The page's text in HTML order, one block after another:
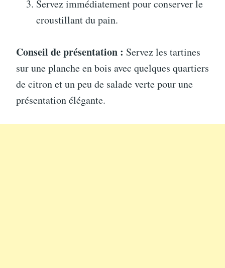
Servez immédiatement pour conserver le
croustillant du pain.
Conseil de présentation : Servez les tartines
sur une planche en bois avec quelques quartiers
de citron et un peu de salade verte pour une
présentation élégante.